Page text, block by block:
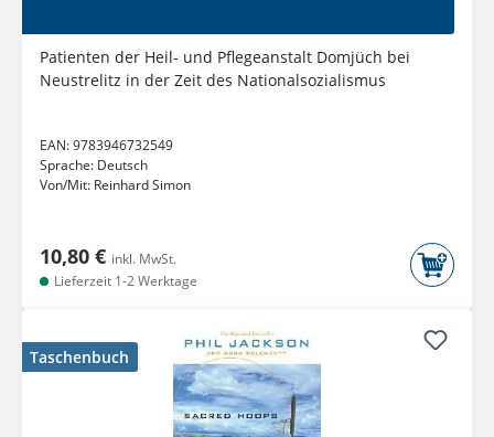
Patienten der Heil- und Pflegeanstalt Domjüch bei
Neustrelitz in der Zeit des Nationalsozialismus
EAN:9783946732549
Sprache: Deutsch
Von/Mit: Reinhard Simon
10,80 € inkl. MwSt.
Lieferzeit 1-2 Werktage
Taschenbuch